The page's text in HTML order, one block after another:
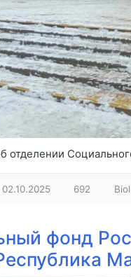
отделении
02.10.2025 692 Biol
фонд